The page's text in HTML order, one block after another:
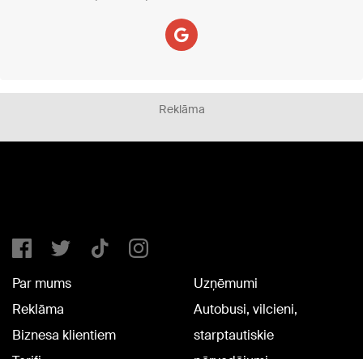
Reklāma
Par mums
Reklāma
Biznesa klientiem
Uzņēmumi
Autobusi, vilcieni,
starptautiskie